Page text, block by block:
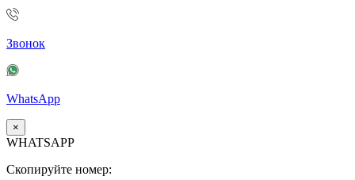
Звонок
WhatsApp
×
WHATSAPP
Скопируйте номер: